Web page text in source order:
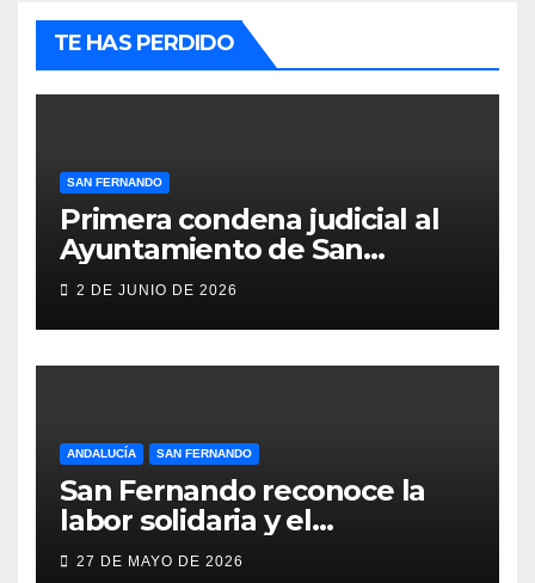
TE HAS PERDIDO
SAN FERNANDO
Primera condena judicial al
Ayuntamiento de San
Fernando por negar
locales lesionados en acto de
servicio
2 DE JUNIO DE 2026
ANDALUCÍA SAN FERNANDO
San Fernando reconoce la
labor solidaria y el
compromiso social de Juan y
27 DE MAYO DE 2026